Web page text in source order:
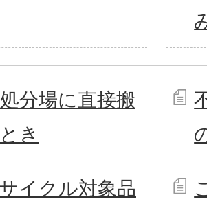
分場に直接搬
き
イクル対象品